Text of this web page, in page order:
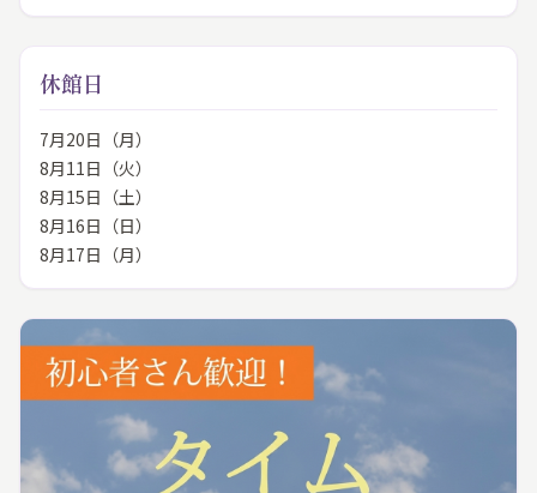
休館日
7月20日（月）
8月11日（火）
8月15日（土）
8月16日（日）
8月17日（月）